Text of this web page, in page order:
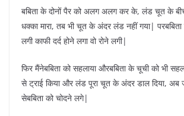
बबिता के दोनों पैर को अलग अलग कर के, लंड चूत के
धक्का मारा, तब भी चूत के अंदर लंड नहीं गया|
लगी काफी दर्द होने लगा वो रोने लगी|
फिर मैंनेबबिता को सहलाया औरबबिता के चूची को भी
से ट्राई किया और लंड पूरा चूत के अंदर डाल दिया, अब
सेबबिता को चोदने लगे|